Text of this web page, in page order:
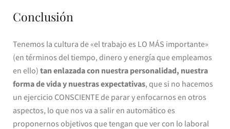
Conclusión
Tenemos la cultura de «el trabajo es LO MÁS importante»
(en términos del tiempo, dinero y energía que empleamos
en ello) tan enlazada con nuestra personalidad, nuestra
forma de vida y nuestras expectativas, que si no hacemos
un ejercicio CONSCIENTE de parar y enfocarnos en otros
aspectos, lo que nos va a salir en automático es
proponernos objetivos que tengan que ver con lo laboral